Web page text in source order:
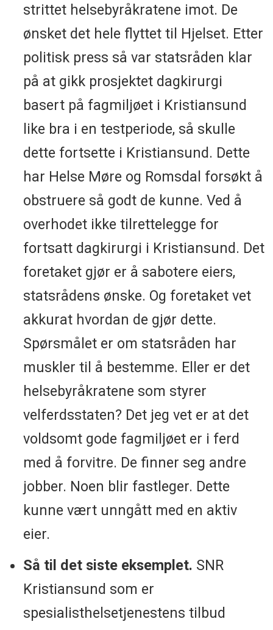
strittet helsebyråkratene imot. De
ønsket det hele flyttet til Hjelset. Etter
politisk press så var statsråden klar
på at gikk prosjektet dagkirurgi
basert på fagmiljøet i Kristiansund
like bra i en testperiode, så skulle
dette fortsette i Kristiansund. Dette
har Helse Møre og Romsdal forsøkt å
obstruere så godt de kunne. Ved å
overhodet ikke tilrettelegge for
fortsatt dagkirurgi i Kristiansund. Det
foretaket gjør er å sabotere eiers,
statsrådens ønske. Og foretaket vet
akkurat hvordan de gjør dette.
Spørsmålet er om statsråden har
muskler til å bestemme. Eller er det
helsebyråkratene som styrer
velferdsstaten? Det jeg vet er at det
voldsomt gode fagmiljøet er i ferd
med å forvitre. De finner seg andre
jobber. Noen blir fastleger. Dette
kunne vært unngått med en aktiv
eier.
Så til det siste eksemplet. SNR
Kristiansund som er
spesialisthelsetjenestens tilbud